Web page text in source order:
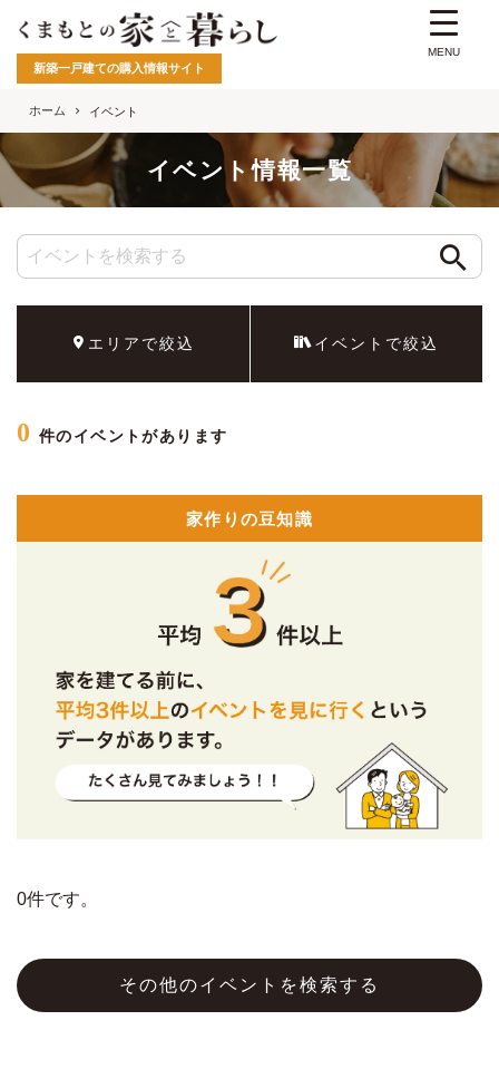
新築一戸建ての購入情報サイト
ホーム イベント
イベント情報一覧
エリアで絞込 イベントで絞込
0 件のイベントがあります
家作りの豆知識
0件です。
その他のイベントを検索する
MENU